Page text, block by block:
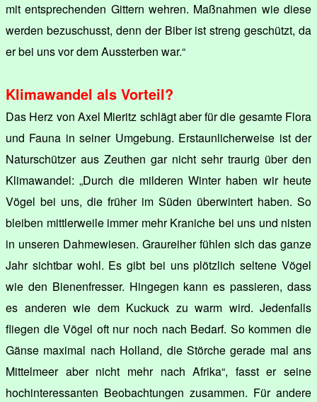
mit entsprechenden Gittern wehren. Maßnahmen wie diese
werden bezuschusst, denn der Biber ist streng geschützt, da
er bei uns vor dem Aussterben war.“
Klimawandel als Vorteil?
Das Herz von Axel Mieritz schlägt aber für die gesamte Flora
und Fauna in seiner Umgebung. Erstaunlicherweise ist der
Naturschützer aus Zeuthen gar nicht sehr traurig über den
Klimawandel: „Durch die milderen Winter haben wir heute
Vögel bei uns, die früher im Süden überwintert haben. So
bleiben mittlerweile immer mehr Kraniche bei uns und nisten
in unseren Dahmewiesen. Graureiher fühlen sich das ganze
Jahr sichtbar wohl. Es gibt bei uns plötzlich seltene Vögel
wie den Bienenfresser. Hingegen kann es passieren, dass
es anderen wie dem Kuckuck zu warm wird. Jedenfalls
fliegen die Vögel oft nur noch nach Bedarf. So kommen die
Gänse maximal nach Holland, die Störche gerade mal ans
Mittelmeer aber nicht mehr nach Afrika“, fasst er seine
hochinteressanten Beobachtungen zusammen. Für andere